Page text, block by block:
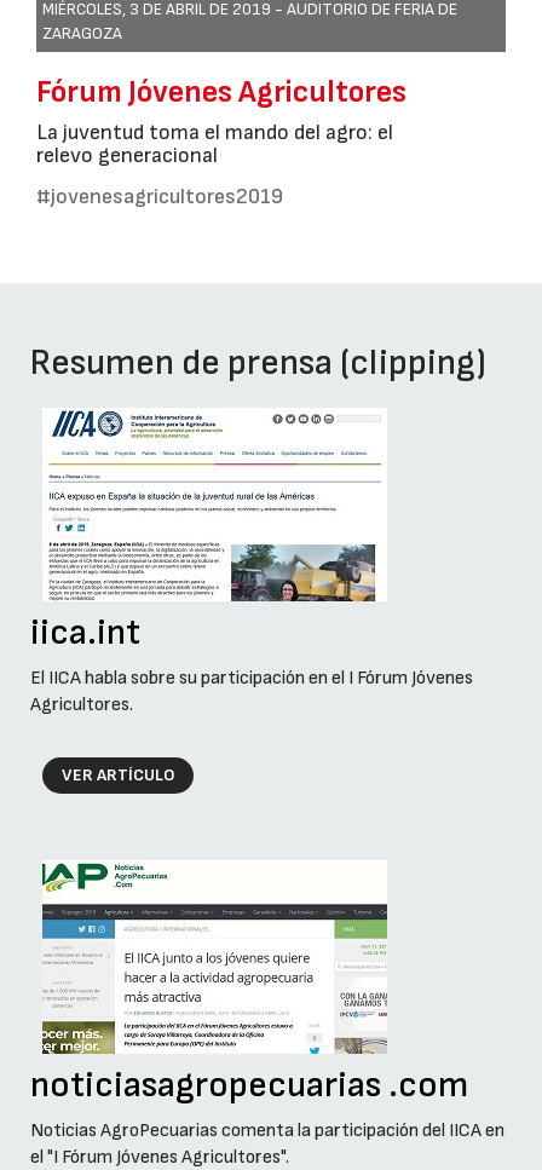
MIÉRCOLES, 3 DE ABRIL DE 2019 - AUDITORIO DE FERIA DE
ZARAGOZA
Fórum Jóvenes Agricultores
La juventud toma el mando del agro: el
relevo generacional
#jovenesagricultores2019
Resumen de prensa (clipping)
iica.int
El IICA habla sobre su participación en el I Fórum Jóvenes
Agricultores.
VER ARTÍCULO
noticiasagropecuarias .com
Noticias AgroPecuarias comenta la participación del IICA en
el "I Fórum Jóvenes Agricultores".